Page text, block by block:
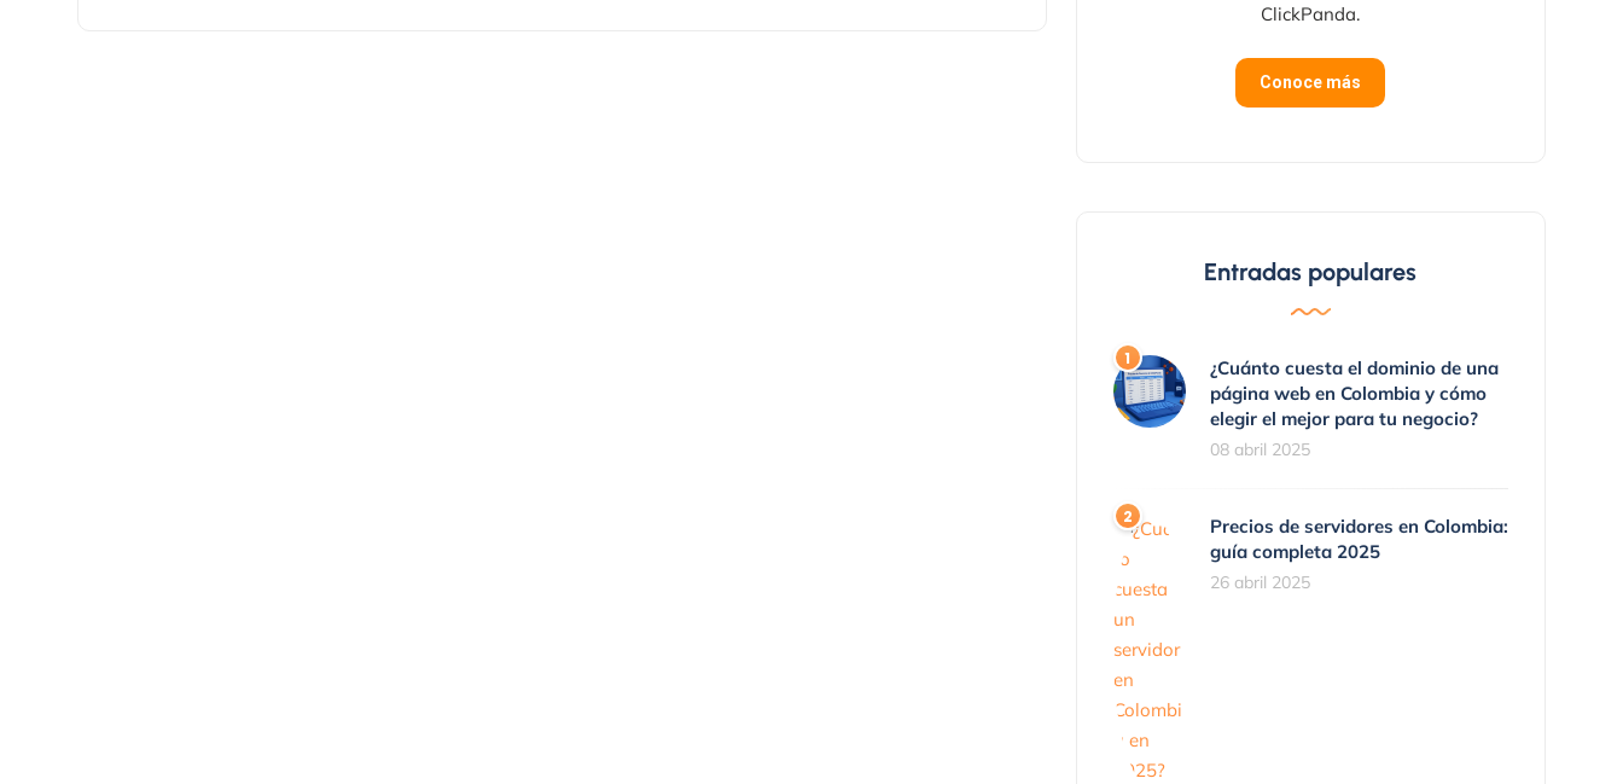
ClickPanda.
Conoce más
Entradas populares
¿Cuánto cuesta el dominio de una
página web en Colombia y cómo
elegir el mejor para tu negocio?
08 abril 2025
Precios de servidores en Colombia:
guía completa 2025
26 abril 2025